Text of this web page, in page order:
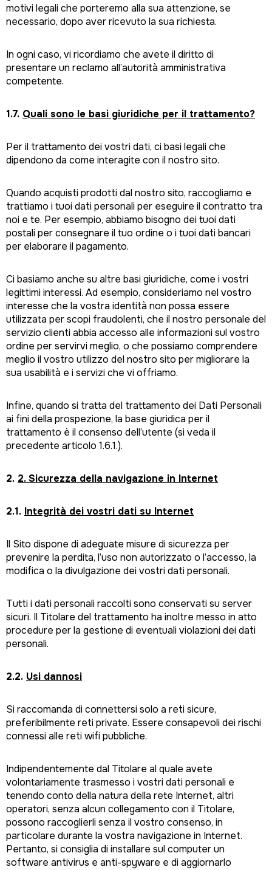
motivi legali che porteremo alla sua attenzione, se
necessario, dopo aver ricevuto la sua richiesta.
In ogni caso, vi ricordiamo che avete il diritto di
presentare un reclamo all’autorità amministrativa
competente.
1.7. Quali sono le basi giuridiche per il trattamento?
Per il trattamento dei vostri dati, ci basi legali che
dipendono da come interagite con il nostro sito.
Quando acquisti prodotti dal nostro sito, raccogliamo e
trattiamo i tuoi dati personali per eseguire il contratto tra
noi e te. Per esempio, abbiamo bisogno dei tuoi dati
postali per consegnare il tuo ordine o i tuoi dati bancari
per elaborare il pagamento.
Ci basiamo anche su altre basi giuridiche, come i vostri
legittimi interessi. Ad esempio, consideriamo nel vostro
interesse che la vostra identità non possa essere
utilizzata per scopi fraudolenti, che il nostro personale del
servizio clienti abbia accesso alle informazioni sul vostro
ordine per servirvi meglio, o che possiamo comprendere
meglio il vostro utilizzo del nostro sito per migliorare la
sua usabilità e i servizi che vi offriamo.
Infine, quando si tratta del trattamento dei Dati Personali
ai fini della prospezione, la base giuridica per il
trattamento è il consenso dell’utente (si veda il
precedente articolo 1.6.1.).
2. 2. Sicurezza della navigazione in Internet
2.1. Integrità dei vostri dati su Internet
Il Sito dispone di adeguate misure di sicurezza per
prevenire la perdita, l’uso non autorizzato o l’accesso, la
modifica o la divulgazione dei vostri dati personali.
Tutti i dati personali raccolti sono conservati su server
sicuri. Il Titolare del trattamento ha inoltre messo in atto
procedure per la gestione di eventuali violazioni dei dati
personali.
2.2. Usi dannosi
Si raccomanda di connettersi solo a reti sicure,
preferibilmente reti private. Essere consapevoli dei rischi
connessi alle reti wifi pubbliche.
Indipendentemente dal Titolare al quale avete
volontariamente trasmesso i vostri dati personali e
tenendo conto della natura della rete Internet, altri
operatori, senza alcun collegamento con il Titolare,
possono raccoglierli senza il vostro consenso, in
particolare durante la vostra navigazione in Internet.
Pertanto, si consiglia di installare sul computer un
software antivirus e anti-spyware e di aggiornarlo